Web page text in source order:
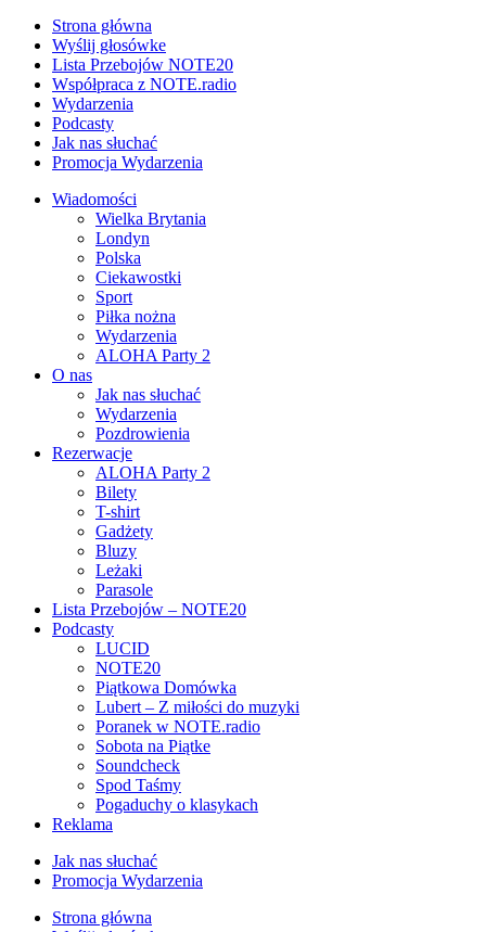
Strona główna
Wyślij głosówke
Lista Przebojów NOTE20
Współpraca z NOTE.radio
Wydarzenia
Podcasty
Jak nas słuchać
Promocja Wydarzenia
Wiadomości
Wielka Brytania
Londyn
Polska
Ciekawostki
Sport
Piłka nożna
Wydarzenia
ALOHA Party 2
O nas
Jak nas słuchać
Wydarzenia
Pozdrowienia
Rezerwacje
ALOHA Party 2
Bilety
T-shirt
Gadżety
Bluzy
Leżaki
Parasole
Lista Przebojów – NOTE20
Podcasty
LUCID
NOTE20
Piątkowa Domówka
Lubert – Z miłości do muzyki
Poranek w NOTE.radio
Sobota na Piątke
Soundcheck
Spod Taśmy
Pogaduchy o klasykach
Reklama
Jak nas słuchać
Promocja Wydarzenia
Strona główna